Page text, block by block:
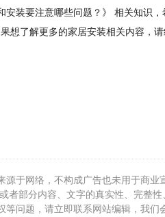
安装要注意哪些问题？》 相关知识
想了解更多的家居安装相关内容，
于网络，不构成广告也未用于商业
者部分内容、文字的真实性、完整
问题，请立即联系网站编辑，我